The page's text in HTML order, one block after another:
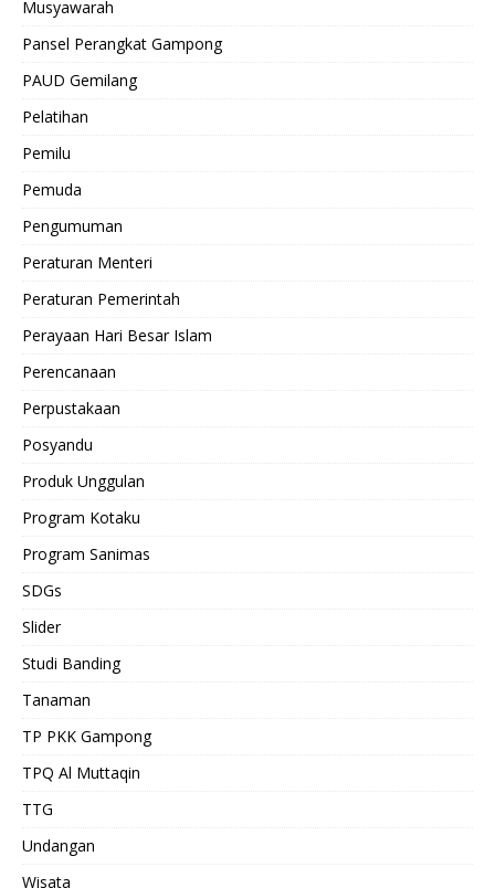
Musyawarah
Pansel Perangkat Gampong
PAUD Gemilang
Pelatihan
Pemilu
Pemuda
Pengumuman
Peraturan Menteri
Peraturan Pemerintah
Perayaan Hari Besar Islam
Perencanaan
Perpustakaan
Posyandu
Produk Unggulan
Program Kotaku
Program Sanimas
SDGs
Slider
Studi Banding
Tanaman
TP PKK Gampong
TPQ Al Muttaqin
TTG
Undangan
Wisata